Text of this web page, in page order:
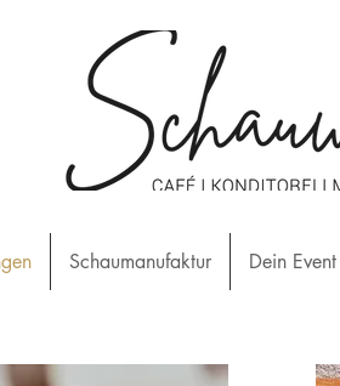
Schaumanufaktur Dein Event